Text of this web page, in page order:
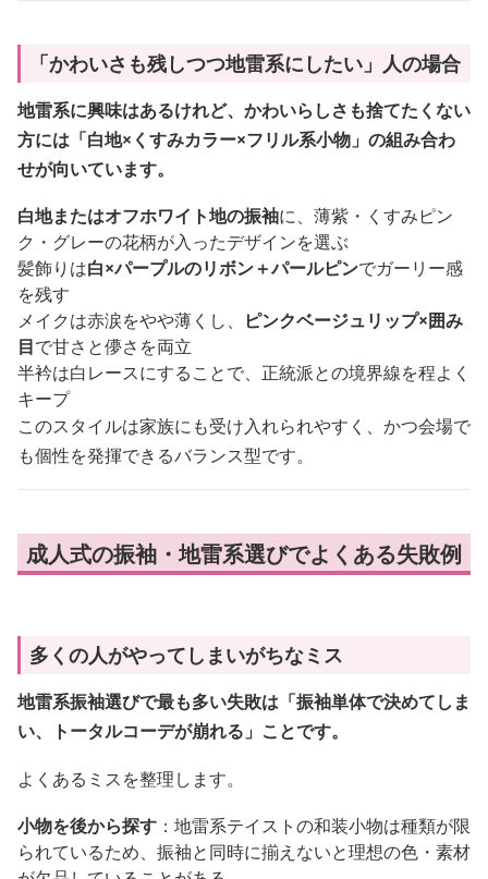
「かわいさも残しつつ地雷系にしたい」人の場合
地雷系に興味はあるけれど、かわいらしさも捨てたくない
方には「白地×くすみカラー×フリル系小物」の組み合わ
せが向いています。
白地またはオフホワイト地の振袖に、薄紫・くすみピン
ク・グレーの花柄が入ったデザインを選ぶ
髪飾りは白×パープルのリボン＋パールピンでガーリー感
を残す
メイクは赤涙をやや薄くし、
ピンクベージュリップ×囲み
目で甘さと儚さを両立
半衿は白レースにすることで、正統派との境界線を程よく
キープ
このスタイルは家族にも受け入れられやすく、かつ会場で
も個性を発揮できるバランス型です。
成人式の振袖・地雷系選びでよくある失敗例
多くの人がやってしまいがちなミス
地雷系振袖選びで最も多い失敗は「振袖単体で決めてしま
い、トータルコーデが崩れる」ことです。
よくあるミスを整理します。
小物を後から探す ：地雷系テイストの和装小物は種類が限
られているため、振袖と同時に揃えないと理想の色・素材